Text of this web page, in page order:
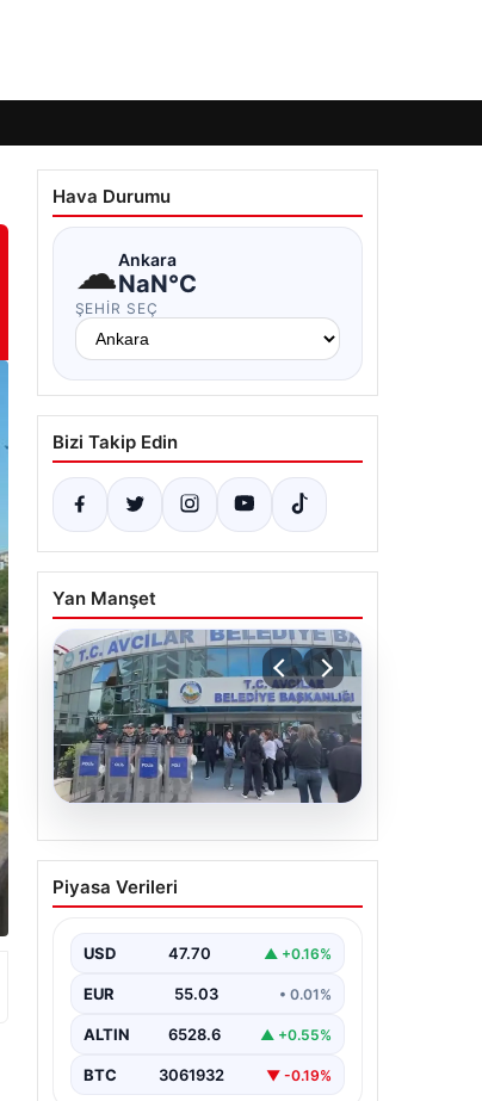
Hava Durumu
☁Ankara
NaN°C
ŞEHIR SEÇ
Bizi Takip Edin
Yan Manşet
05.08.2026
Avcılar Belediyesi’ne
operasyon. 12 şüpheli
Piyasa Verileri
USD 47.70 ▲ +0.16%
EUR 55.03 • 0.01%
ALTIN 6528.6 ▲ +0.55%
BTC 3061932 ▼ -0.19%